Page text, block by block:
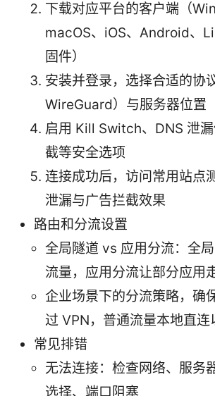
下载对应平台的客户端（
macOS、iOS、Android、
固件）
安装并登录，选择合适的协
WireGuard）与服务器位置
启用 Kill Switch、DNS 泄
截等安全选项
连接成功后，访问常用站点
泄漏与广告拦截效果
路由和分流设置
全局隧道 vs 应用分流：全
流量，应用分流让部分应用
企业场景下的分流策略，确
过 VPN，普通流量本地直连
常见排错
无法连接：检查网络、服务
选择、端口阻塞